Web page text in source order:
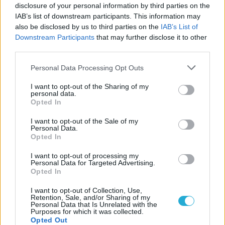
disclosure of your personal information by third parties on the
IAB’s list of downstream participants. This information may
also be disclosed by us to third parties on the IAB’s List of
Downstream Participants that may further disclose it to other
Please note that this website/app uses one or more Google
not limited to your visit or usage behaviour. You may click to
grant or deny consent to Google and its third-party tags to
use your data for below specified purposes in below Google
consent section.
Personal Data Processing Opt Outs
I want to opt-out of the Sharing of my
personal data.
Opted In
I want to opt-out of the Sale of my
Personal Data.
Opted In
I want to opt-out of processing my
Personal Data for Targeted Advertising.
Opted In
I want to opt-out of Collection, Use,
Retention, Sale, and/or Sharing of my
Personal Data that Is Unrelated with the
Purposes for which it was collected.
Opted Out
Προς στρατηγική συνεργασία ΠΑΣΑΠΠ και
Πανεπιστημίου Πατρών
Πρώτο δυνατό τεστ της Εθνικής Γυναικών επί ιταλικού
εδάφους με Σουηδία
ΓΝΩΜΕΣ
ΠΕΝΥ ΡΟΝΤΟΓΙΑΝΝΗ
Από την Περούτζια του 2000
στο σήμερα: Tο τρίτο
ευρωπαϊκό ραντεβού του